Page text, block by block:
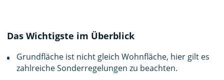
Das Wichtigste im Überblick
Grundfläche ist nicht gleich Wohnfläche, hier gilt es
zahlreiche Sonderregelungen zu beachten.